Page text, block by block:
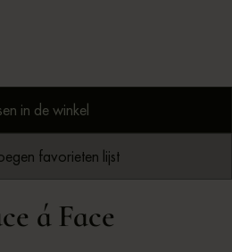
in de winkel
favorieten lijst
á Face